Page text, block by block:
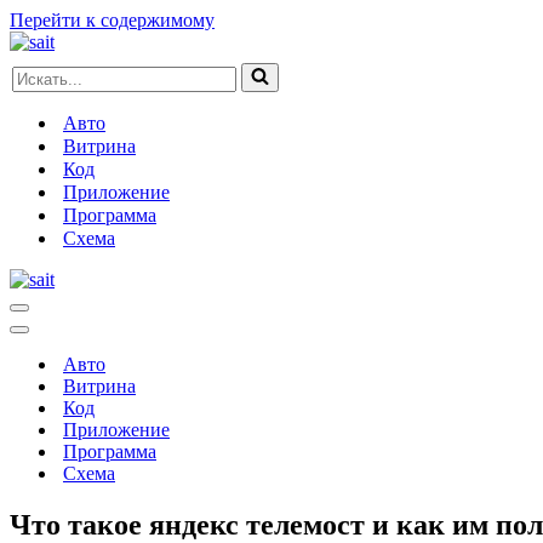
Перейти к содержимому
Искать...
Авто
Витрина
Код
Приложение
Программа
Схема
Меню
навигации
Меню
навигацииАвто
Витрина
Код
Приложение
Программа
Схема
Что такое яндекс телемост и как им